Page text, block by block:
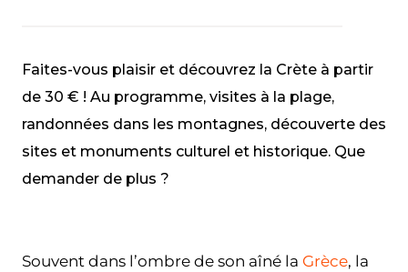
Faites-vous plaisir et découvrez la Crète à partir
de 30 € ! Au programme, visites à la plage,
randonnées dans les montagnes, découverte des
sites et monuments culturel et historique. Que
demander de plus ?
Souvent dans l’ombre de son aîné la Grèce, la